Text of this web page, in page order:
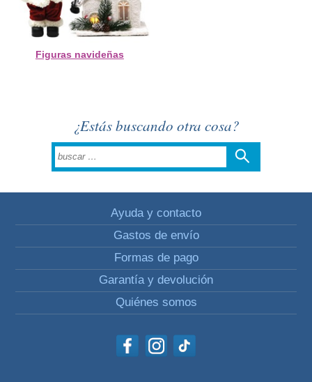
Figuras navideñas
¿Estás buscando otra cosa?
Ayuda y contacto
Gastos de envío
Formas de pago
Garantía y devolución
Quiénes somos